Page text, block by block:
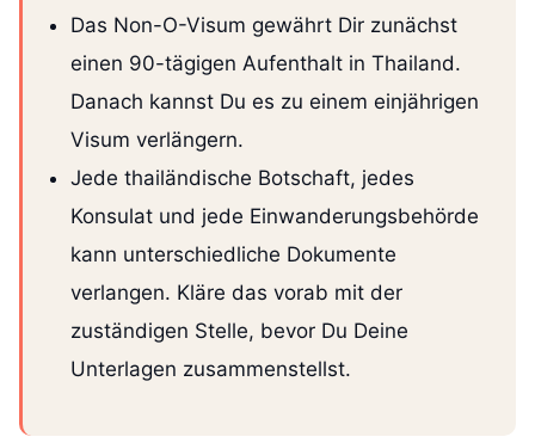
Das Non-O-Visum gewährt Dir zunächst
einen 90-tägigen Aufenthalt in Thailand.
Danach kannst Du es zu einem einjährigen
Visum verlängern.
Jede thailändische Botschaft, jedes
Konsulat und jede Einwanderungsbehörde
kann unterschiedliche Dokumente
verlangen. Kläre das vorab mit der
zuständigen Stelle, bevor Du Deine
Unterlagen zusammenstellst.